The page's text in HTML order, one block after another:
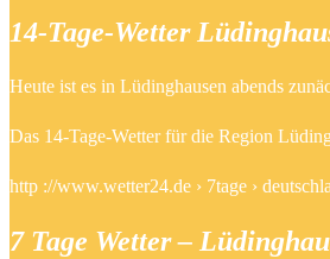
14-Tage-Wetter
Heute ist es in Lüdinghausen abends
Das 14-Tage-Wetter für die Region
http ://www.wetter24.de › 7tage ›
7 Tage Wetter –